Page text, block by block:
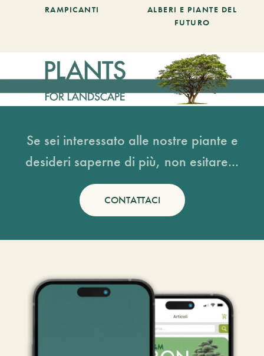
RAMPICANTI
ALBERI E PIANTE DEL
FUTURO
Se sei interessato alle nostre piante e
desideri saperne di più, non esitare...
CONTATTACI